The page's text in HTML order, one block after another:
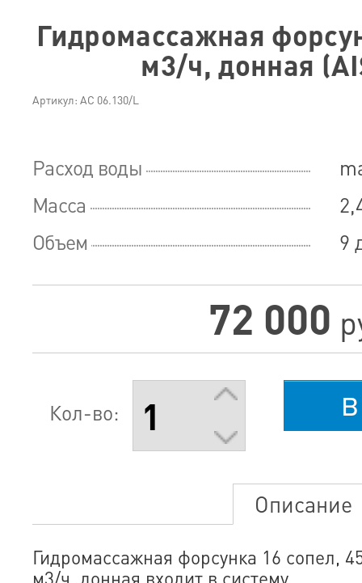
Гидромассажная
м3/ч, донная
Артикул: АС 06.130/L
Расход воды
Масса
Объем
9
72 000
Кол-во:
Описание
Гидромассажная форсунка 16 сопел,
м3/ч, донная входит в систему